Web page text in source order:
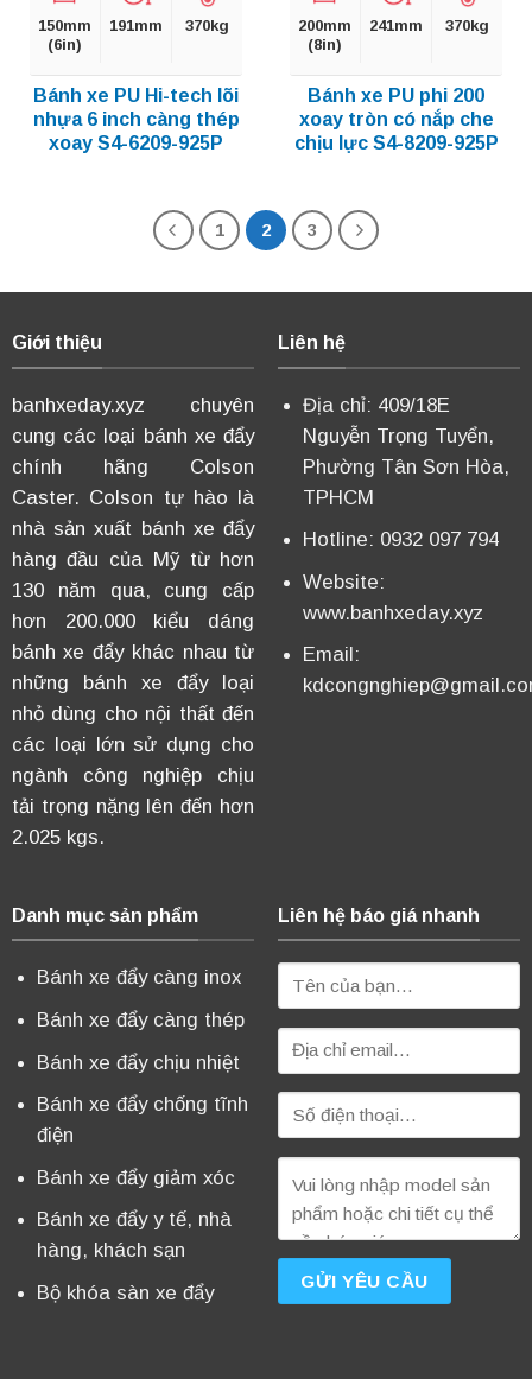
150mm
(6in)
191mm 370kg
Bánh xe PU Hi-tech lõi
nhựa 6 inch càng thép
xoay S4-6209-925P
200mm
(8in)
241mm 370kg
Bánh xe PU phi 200
xoay tròn có nắp che
chịu lực S4-8209-925P
1 2 3
Giới thiệu
banhxeday.xyz chuyên
cung các loại bánh xe đẩy
chính hãng Colson
Caster. Colson tự hào là
nhà sản xuất bánh xe đẩy
hàng đầu của Mỹ từ hơn
130 năm qua, cung cấp
hơn 200.000 kiểu dáng
bánh xe đẩy khác nhau từ
những bánh xe đẩy loại
nhỏ dùng cho nội thất đến
các loại lớn sử dụng cho
ngành công nghiệp chịu
tải trọng nặng lên đến hơn
2.025 kgs.
Liên hệ
Địa chỉ: 409/18E
Nguyễn Trọng Tuyển,
Phường Tân Sơn Hòa,
TPHCM
Hotline: 0932 097 794
Website:
www.banhxeday.xyz
Email:
Danh mục sản phẩm
Bánh xe đẩy càng inox
Bánh xe đẩy càng thép
Bánh xe đẩy chịu nhiệt
Bánh xe đẩy chống tĩnh
điện
Bánh xe đẩy giảm xóc
Bánh xe đẩy y tế, nhà
hàng, khách sạn
Bộ khóa sàn xe đẩy
Liên hệ báo giá nhanh